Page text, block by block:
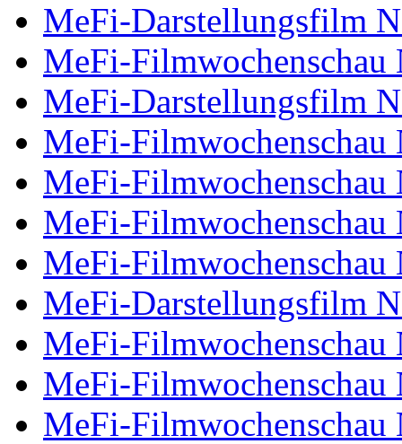
MeFi-Darstellungsfilm
MeFi-Filmwochenschau
MeFi-Darstellungsfilm
MeFi-Filmwochenschau
MeFi-Filmwochenschau
MeFi-Filmwochenschau
MeFi-Filmwochenschau
MeFi-Darstellungsfilm
MeFi-Filmwochenschau
MeFi-Filmwochenschau
MeFi-Filmwochenschau